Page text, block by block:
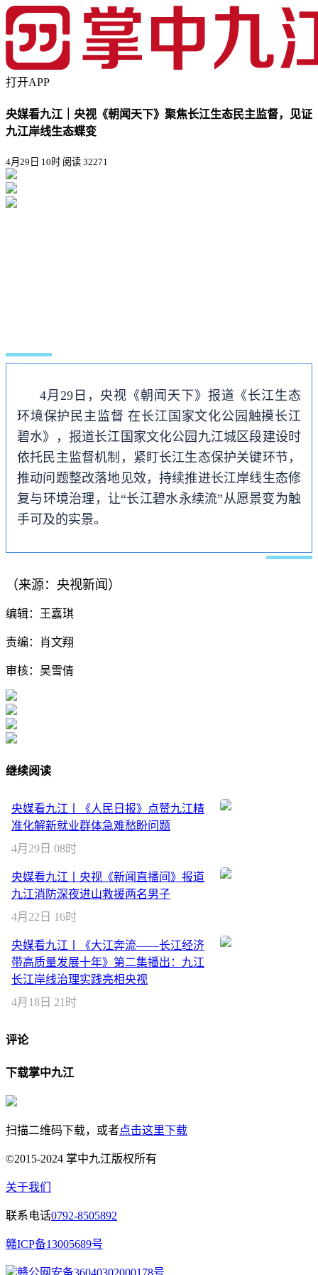
打开APP
央媒看九江｜央视《朝闻天下》聚焦长江生态民主监督，见证
九江岸线生态蝶变
4月29日 10时 阅读 32271
4月29日，央视《朝闻天下》报道《长江生态
环境保护民主监督 在长江国家文化公园触摸长江
碧水》，报道长江国家文化公园九江城区段建设时
依托民主监督机制 ，紧盯长江生态保护关键环节，
推动问题整改落地见效，持续推进长江岸线生态修
复与环境治理， 让“长江碧水永续流”从愿景变为触
手可及的实景。
（来源：央视新闻）
编辑：王嘉琪
责编：肖文翔
审核：吴雪倩
继续阅读
央媒看九江丨《人民日报》点赞九江精
准化解新就业群体急难愁盼问题
4月29日 08时
央媒看九江丨央视《新闻直播间》报道
九江消防深夜进山救援两名男子
4月22日 16时
央媒看九江丨《大江奔流——长江经济
带高质量发展十年》第二集播出：九江
长江岸线治理实践亮相央视
4月18日 21时
评论
下载掌中九江
扫描二维码下载，或者点击这里下载
©2015-2024 掌中九江版权所有
关于我们
联系电话0792-8505892
赣ICP备13005689号
赣公网安备36040302000178号